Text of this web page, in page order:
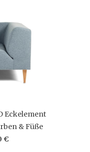
Eckelement
& Füße
€